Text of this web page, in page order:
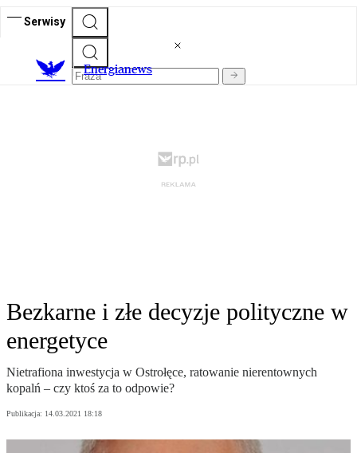
Serwisy
Energianews
Bezkarne i złe decyzje polityczne w
energetyce
Nietrafiona inwestycja w Ostrołęce, ratowanie nierentownych
kopalń – czy ktoś za to odpowie?
Publikacja: 14.03.2021 18:18